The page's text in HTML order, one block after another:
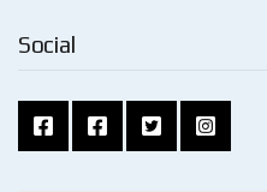
Social